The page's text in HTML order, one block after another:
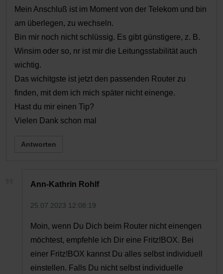
Mein Anschluß ist im Moment von der Telekom und bin
am überlegen, zu wechseln.
Bin mir noch nicht schlüssig. Es gibt günstigere, z. B.
Winsim oder so, nr ist mir die Leitungsstabilität auch
wichtig.
Das wichitgste ist jetzt den passenden Router zu
finden, mit dem ich mich später nicht einenge.
Hast du mir einen Tip?
Vielen Dank schon mal
Antworten
Ann-Kathrin Rohlf
25.07.2023 12:08:19
Moin, wenn Du Dich beim Router nicht einengen
möchtest, empfehle ich Dir eine Fritz!BOX. Bei
einer Fritz!BOX kannst Du alles selbst individuell
einstellen. Falls Du nicht selbst individuelle